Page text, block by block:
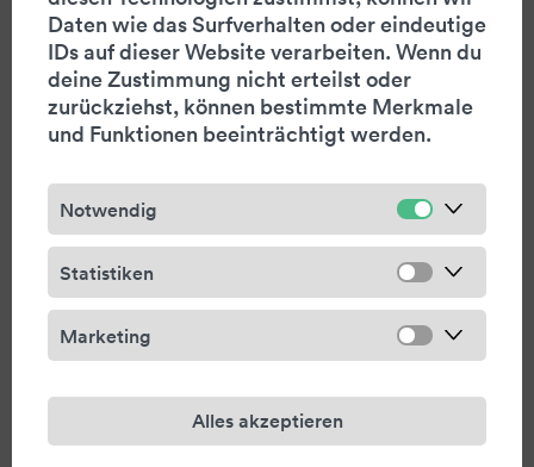
Entstehung von neuen Fotografien.
Um die Sichtbarkeit zu erhöhen, will Warteck
Invest auf Social-Media-Kanälen aktiver
kommunizieren (Link zu LinkedIn). NeidhartSchön
berät die Geschäftsleitung dabei und leistet aktiv
Unterstützung.
Das Unternehmen
Warteck Invest ist eine börsenkotierte
diversifizierten Portfolio aus Renditeliegenschaften
in elf Kantonen im Umfang von CHF 1'050.8 Mio.
Daten wie das Surfverhalten oder eindeutige
IDs auf dieser Website verarbeiten. Wenn du
deine Zustimmung nicht erteilst oder
zurückziehst, können bestimmte Merkmale
und Funktionen beeinträchtigt werden.
Notwendig
Statistiken
Marketing
Alles akzeptieren